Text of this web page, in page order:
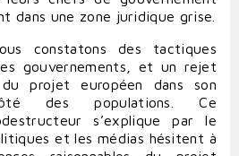
dans une zone juridique grise.
constatons des tactiques
gouvernements, et un rejet
projet européen dans son
des populations. Ce
s’explique par le
et les médias hésitent à